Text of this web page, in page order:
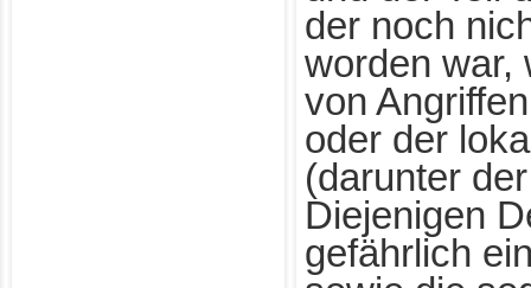
der noch
worden war,
von
oder der
(darunter
Diejenigen
gefährlich